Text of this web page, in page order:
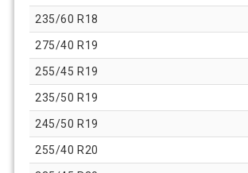
235/60 R18
275/40 R19
255/45 R19
235/50 R19
245/50 R19
255/40 R20